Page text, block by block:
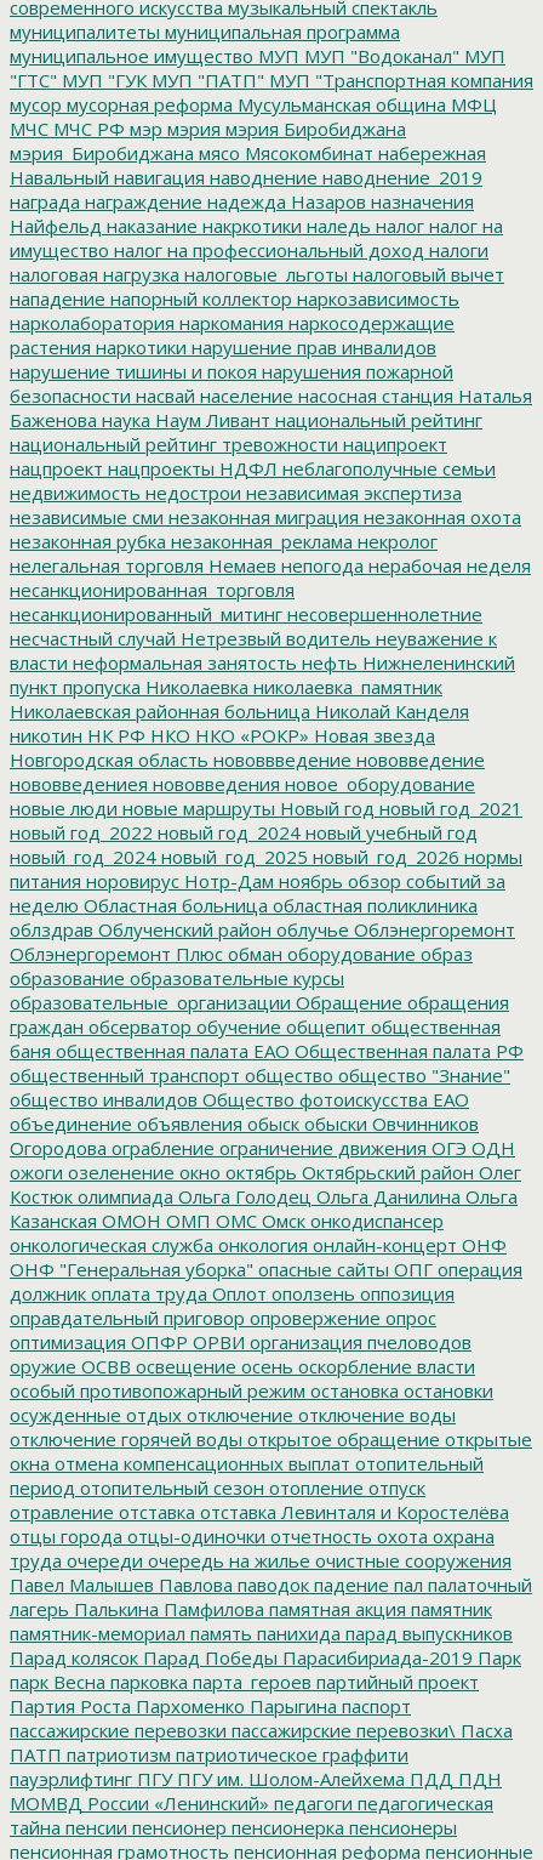
современного искусства музыкальный спектакль
муниципалитеты муниципальная программа
муниципальное имущество МУП МУП "Водоканал" МУП
"ГТС" МУП "ГУК МУП "ПАТП" МУП "Транспортная компания
мусор мусорная реформа Мусульманская община МФЦ
МЧС МЧС РФ мэр мэрия мэрия Биробиджана
мэрия_Биробиджана мясо Мясокомбинат набережная
Навальный навигация наводнение наводнение_2019
награда награждение надежда Назаров назначения
Найфельд наказание накркотики наледь налог налог на
имущество налог на профессиональный доход налоги
налоговая нагрузка налоговые_льготы налоговый вычет
нападение напорный коллектор наркозависимость
нарколаборатория наркомания наркосодержащие
растения наркотики нарушение прав инвалидов
нарушение тишины и покоя нарушения пожарной
безопасности насвай население насосная станция Наталья
Баженова наука Наум Ливант национальный рейтинг
национальный рейтинг тревожности наципроект
нацпроект нацпроекты НДФЛ неблагополучные семьи
недвижимость недострои независимая экспертиза
независимые сми незаконная миграция незаконная охота
незаконная рубка незаконная_реклама некролог
нелегальная торговля Немаев непогода нерабочая неделя
несанкционированная_торговля
несанкционированный_митинг несовершеннолетние
несчастный случай Нетрезвый водитель неуважение к
власти неформальная занятость нефть Нижнеленинский
пункт пропуска Николаевка николаевка_памятник
Николаевская районная больница Николай Канделя
никотин НК РФ НКО НКО «РОКР» Новая звезда
Новгородская область нововвведение нововведение
нововведениея нововведения новое_оборудование
новые люди новые маршруты Новый год новый год_2021
новый год_2022 новый год_2024 новый учебный год
новый_год_2024 новый_год_2025 новый_год_2026 нормы
питания норовирус Нотр-Дам ноябрь обзор событий за
неделю Областная больница областная поликлиника
облздрав Облученский район облучье Облэнергоремонт
Облэнергоремонт Плюс обман оборудование образ
образование образовательные курсы
образовательные_организации Обращение обращения
граждан обсерватор обучение общепит общественная
баня общественная палата ЕАО Общественная палата РФ
общественный транспорт общество общество "Знание"
общество инвалидов Общество фотоискусства ЕАО
объединение объявления обыск обыски Овчинников
Огородова ограбление ограничение движения ОГЭ ОДН
ожоги озеленение окно октябрь Октябрьский район Олег
Костюк олимпиада Ольга Голодец Ольга Данилина Ольга
Казанская ОМОН ОМП ОМС Омск онкодиспансер
онкологическая служба онкология онлайн-концерт ОНФ
ОНФ "Генеральная уборка" опасные сайты ОПГ операция
должник оплата труда Оплот оползень оппозиция
оправдательный приговор опровержение опрос
оптимизация ОПФР ОРВИ организация пчеловодов
оружие ОСВВ освещение осень оскорбление власти
особый противопожарный режим остановка остановки
осужденные отдых отключение отключение воды
отключение горячей воды открытое обращение открытые
окна отмена компенсационных выплат отопительный
период отопительный сезон отопление отпуск
отравление отставка отставка Левинталя и Коростелёва
отцы города отцы-одиночки отчетность охота охрана
труда очереди очередь на жилье очистные сооружения
Павел Малышев Павлова паводок падение пал палаточный
лагерь Палькина Памфилова памятная акция памятник
памятник-мемориал память панихида парад выпускников
Парад колясок Парад Победы Парасибириада-2019 Парк
парк Весна парковка парта_героев партийный проект
Партия Роста Пархоменко Парыгина паспорт
пассажирские перевозки пассажирские перевозки\ Пасха
ПАТП патриотизм патриотическое граффити
пауэрлифтинг ПГУПГУ им. Шолом-Алейхема ПДД ПДН
МОМВД России «Ленинский» педагоги педагогическая
тайна пенсии пенсионер пенсионерка пенсионеры
пенсионная грамотность пенсионная реформа пенсионные